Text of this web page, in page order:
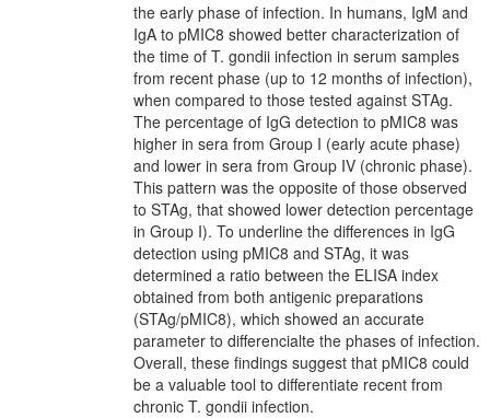
the early phase of infection. In humans, IgM and
IgA to pMIC8 showed better characterization of
the time of T. gondii infection in serum samples
from recent phase (up to 12 months of infection),
when compared to those tested against STAg.
The percentage of IgG detection to pMIC8 was
higher in sera from Group I (early acute phase)
and lower in sera from Group IV (chronic phase).
This pattern was the opposite of those observed
to STAg, that showed lower detection percentage
in Group I). To underline the differences in IgG
detection using pMIC8 and STAg, it was
determined a ratio between the ELISA index
obtained from both antigenic preparations
(STAg/pMIC8), which showed an accurate
parameter to differencialte the phases of infection.
Overall, these findings suggest that pMIC8 could
be a valuable tool to differentiate recent from
chronic T. gondii infection.